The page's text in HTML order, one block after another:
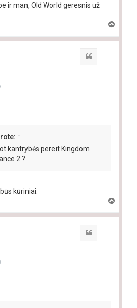
ir man, Old World geresnis už
p
↑
kantrybės pereit Kingdom
2 ?
kūriniai.
p